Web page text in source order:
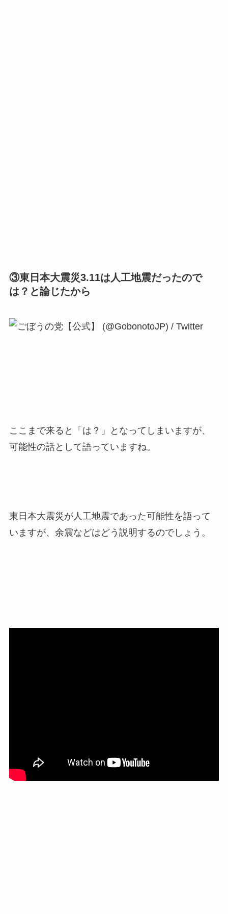
③東日本大震災3.11は人工地震だったので
は？と論じたから
ここまで来ると「は？」となってしまいますが、
可能性の話として語っていますね。
東日本大震災が人工地震であった可能性を語って
いますが、余震などはどう説明するのでしょう。